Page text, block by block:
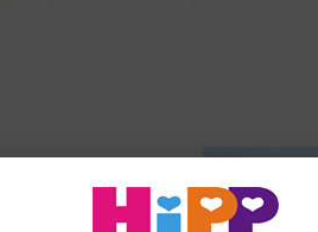
на едно и също
хектар